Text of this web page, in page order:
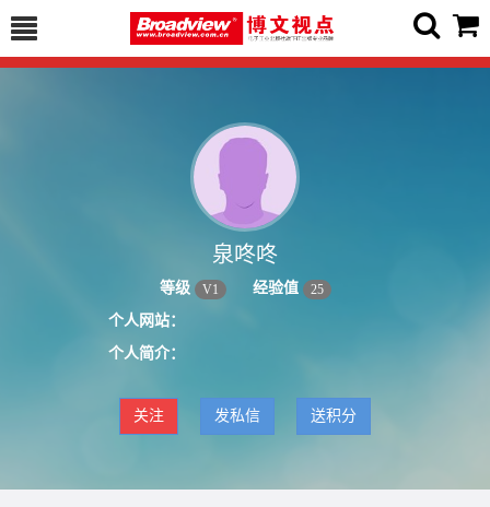
泉咚咚
等级 V1 经验值 25
个人网站：
个人简介：
关注 发私信 送积分